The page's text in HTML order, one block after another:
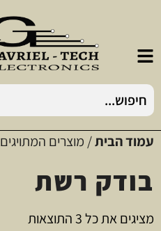
עמוד הבית/ מוצרים
בודק רשת
מציגים את כל ⁦3⁩ התוצאות